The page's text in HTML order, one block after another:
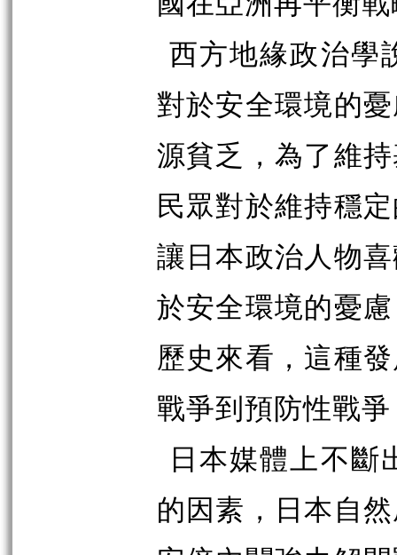
西方地緣政治學
對於安全環境的
源貧乏，為了維
民眾對於維持穩
讓日本政治人物
於安全環境的憂
歷史來看，這種發
戰爭到預防性戰
日本媒體上不斷
的因素，日本自